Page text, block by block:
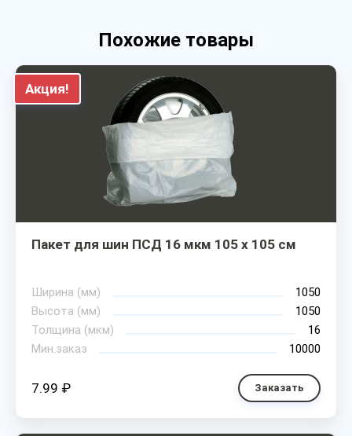
Похожие товары
Акция!
Пакет для шин ПСД 16 мкм 105 х 105 см
Ширина (мм)
1050
Высота (мм)
1050
Толщина (мкм)
16
Мин.заказ
10000
7.99 ₽ Заказать